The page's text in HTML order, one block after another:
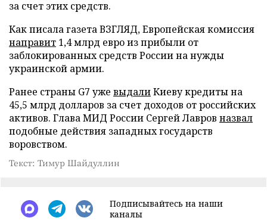
за счет этих средств.
Как писала газета ВЗГЛЯД, Европейская комиссия
направит 1,4 млрд евро из прибыли от
заблокированных средств России на нужды
украинской армии.
Ранее страны G7 уже выдалиКиеву кредиты на
45,5 млрд долларов за счет доходов от российских
активов. Глава МИД России Сергей Лавров назвал
подобные действия западных государств
воровством.
Текст: Тимур Шайдуллин
Подписывайтесь на наши
каналы